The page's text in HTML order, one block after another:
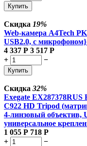
Купить
Скидка 19%
Web-камера A4Tech
USB2.0, с микрофоном}
4 337 Р 3 517 Р
+
−
Купить
Скидка 32%
Exegate EX287378RUS
C922 HD Tripod
4-линзовый объектив,
универсальное
1 055 Р 718 Р
+
−